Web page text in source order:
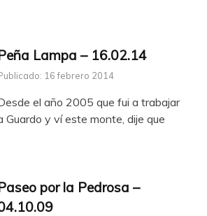
Lampa – 16.02.14
16 febrero 2014
el año 2005 que fui a trabajar
Guardo y ví este monte, dije que
por la Pedrosa –